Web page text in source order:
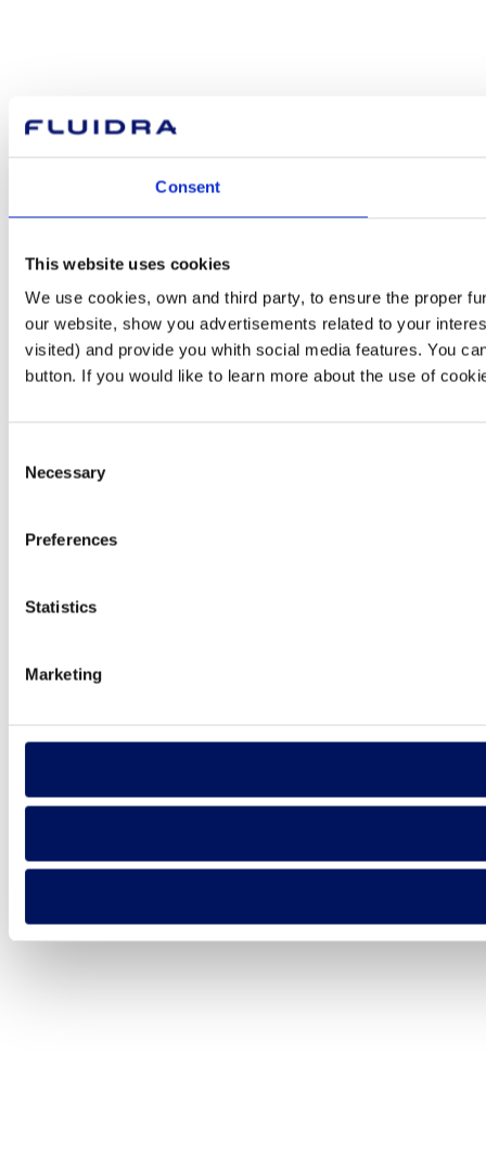
Consent
This website uses cookies
We use cookies, own and third party, to ensure the proper
our website, show you advertisements related to your
visited) and provide you whith social media features. You
button. If you would like to learn more about the use of
Selection
Necessary
Preferences
Statistics
Marketing